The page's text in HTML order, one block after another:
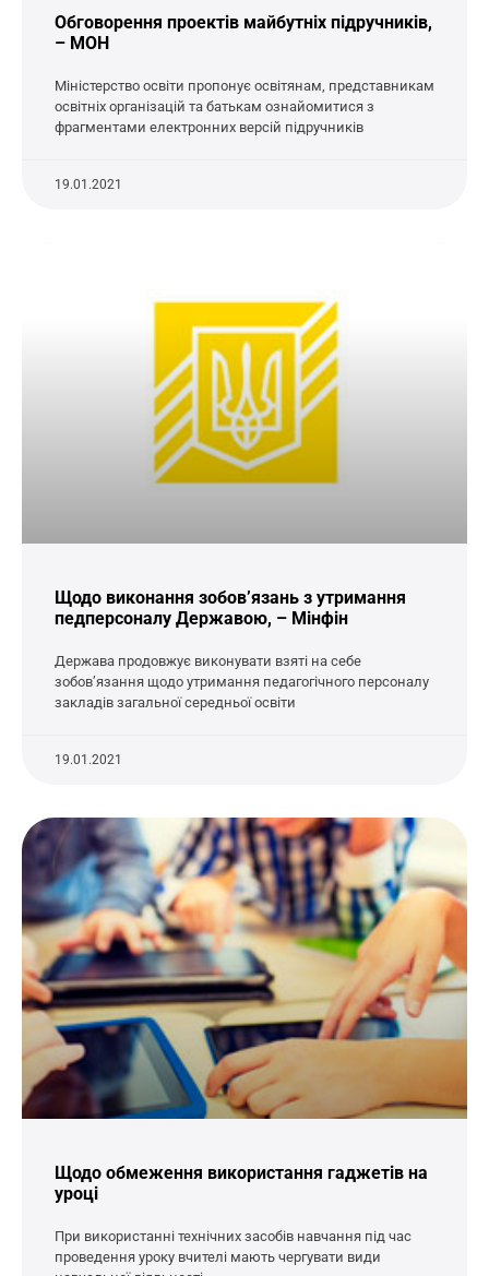
Обговорення проектів майбутніх підручників,
– МОН
Міністерство освіти пропонує освітянам, представникам
освітніх організацій та батькам ознайомитися з
фрагментами електронних версій підручників
19.01.2021
Щодо виконання зобов’язань з утримання
педперсоналу Державою, – Мінфін
Держава продовжує виконувати взяті на себе
зобов’язання щодо утримання педагогічного персоналу
закладів загальної середньої освіти
19.01.2021
Щодо обмеження використання гаджетів на
уроці
При використанні технічних засобів навчання під час
проведення уроку вчителі мають чергувати види